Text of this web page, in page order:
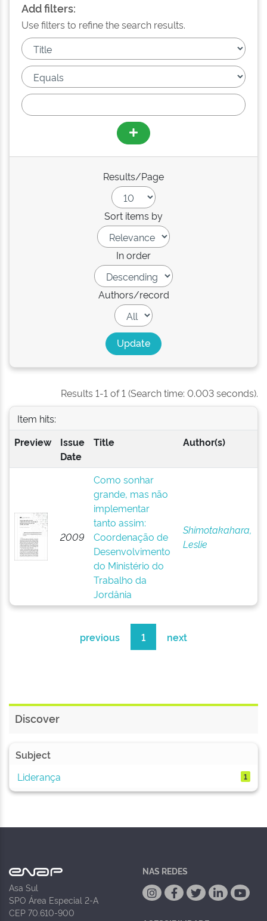
Add filters:
Use filters to refine the search results.
Results/Page
Sort items by
In order
Authors/record
Results 1-1 of 1 (Search time: 0.003 seconds).
Item hits:
Preview
Issue
Date
Title Author(s)
2009
Como sonhar
grande, mas não
implementar
tanto assim:
Coordenação de
Desenvolvimento
do Ministério do
Trabalho da
Jordânia
Shimotakahara,
Leslie
previous 1 next
Discover
Subject
Liderança
1
Asa Sul
SPO Área Especial 2-A
CEP 70.610-900
NAS REDES